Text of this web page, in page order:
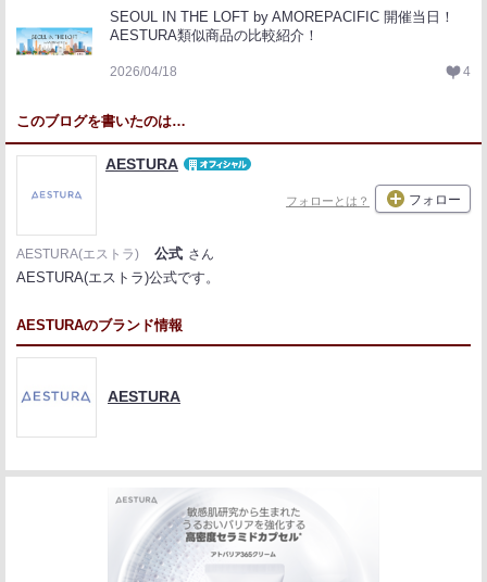
SEOUL IN THE LOFT by AMOREPACIFIC 開催当日！
AESTURA類似商品の比較紹介！
2026/04/18 4
このブログを書いたのは…
AESTURA
フォローとは？ フォロー
AESTURA(エストラ) 公式 さん
AESTURA(エストラ)公式です。
AESTURAのブランド情報
AESTURA